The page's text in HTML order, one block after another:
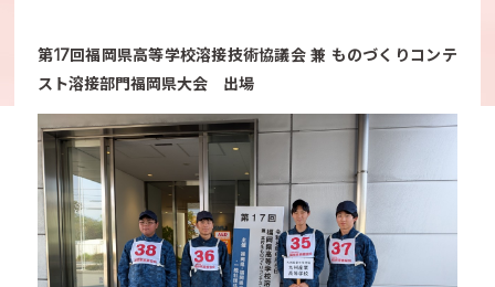
第17回福岡県高等学校溶接技術協議会 兼 ものづくりコンテ
スト溶接部門福岡県大会 出場